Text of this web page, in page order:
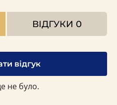
ВІДГУКИ 0
відгук
не було.